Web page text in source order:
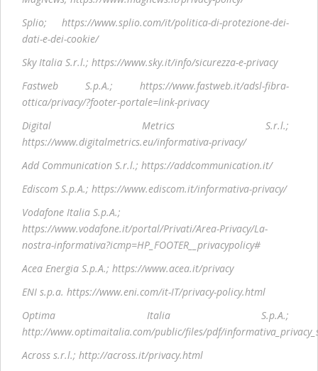
Splio; https://www.splio.com/it/politica-di-protezione-dei-
dati-e-dei-cookie/
Sky Italia S.r.l.; https://www.sky.it/info/sicurezza-e-privacy
Fastweb S.p.A.; https://www.fastweb.it/adsl-fibra-
ottica/privacy/?footer-portale=link-privacy
Digital Metrics S.r.l.;
https://www.digitalmetrics.eu/informativa-privacy/
Add Communication S.r.l.; https://addcommunication.it/
Ediscom S.p.A.; https://www.ediscom.it/informativa-privacy/
Vodafone Italia S.p.A.;
https://www.vodafone.it/portal/Privati/Area-Privacy/La-
nostra-informativa?icmp=HP_FOOTER__privacypolicy#
Acea Energia S.p.A.; https://www.acea.it/privacy
ENI s.p.a. https://www.eni.com/it-IT/privacy-policy.html
Optima Italia S.p.A.;
http://www.optimaitalia.com/public/files/pdf/
Across s.r.l.; http://across.it/privacy.html